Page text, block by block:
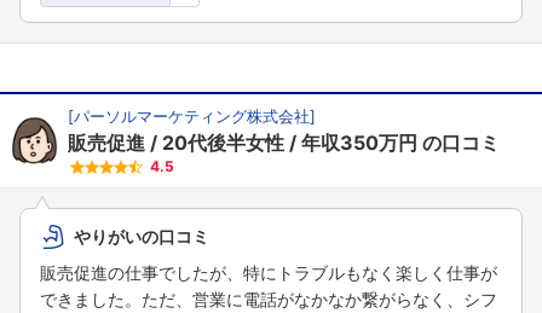
[パーソルマーケティング株式会社]
販売促進 20代後半女性 年収350万円 の口コミ
4.5
やりがいの口コミ
販売促進の仕事でしたが、特にトラブルもなく楽しく仕事が
できました。ただ、営業に電話がなかなか繋がらなく、シフ